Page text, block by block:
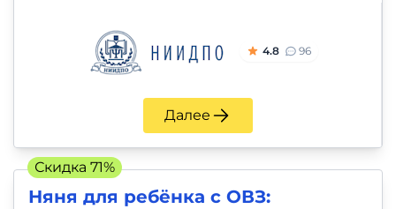
4.8 96
Далее
Няня для ребёнка с ОВЗ:
Скидка 71%